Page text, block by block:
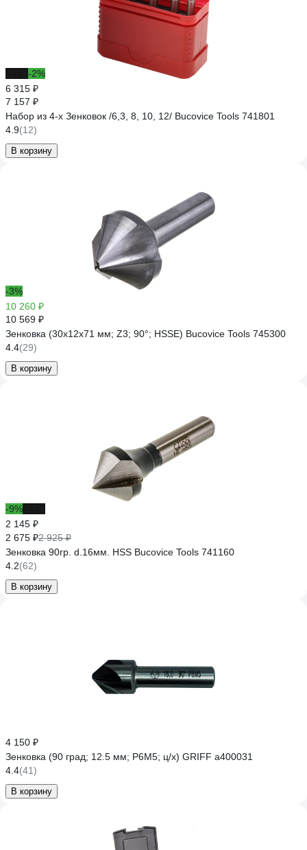
-2%
6 315 ₽
7 157 ₽
Набор из 4-х Зенковок /6,3, 8, 10, 12/ Bucovice Tools 741801
4.9(12)
В корзину
-3%
10 260 ₽
10 569 ₽
Зенковка (30х12х71 мм; Z3; 90°; HSSE) Bucovice Tools 745300
4.4(29)
В корзину
-9%
2 145 ₽
2 675 ₽2 925 ₽
Зенковка 90гр. d.16мм. HSS Bucovice Tools 741160
4.2(62)
В корзину
4 150 ₽
Зенковка (90 град; 12.5 мм; Р6М5; ц/х) GRIFF a400031
4.4(41)
В корзину